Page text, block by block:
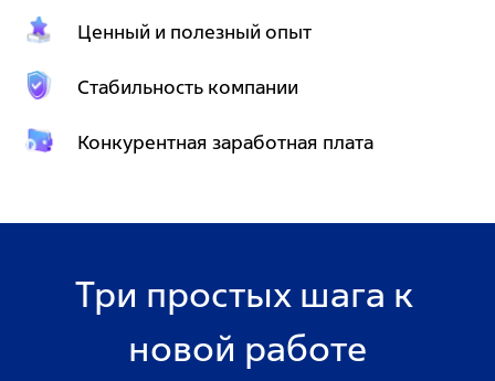
Ценный и полезный опыт
Стабильность компании
Конкурентная заработная плата
Три простых шага к
новой работе